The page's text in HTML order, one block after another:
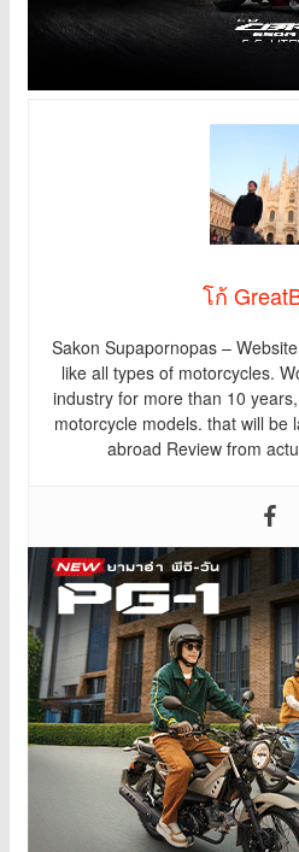
โก้
Sakon Supapornopas –
like all types of motorcycles.
industry for more than 10
motorcycle models. that will be
abroad Review from